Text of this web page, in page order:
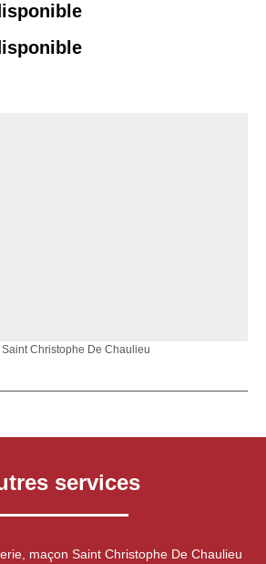
Christophe De Chaulieu
services
maçon Saint Christophe De Chaulieu